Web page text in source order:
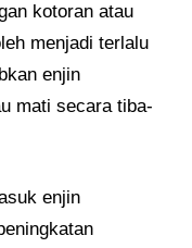
kotoran atau
menjadi terlalu
enjin
mati secara tiba-
enjin